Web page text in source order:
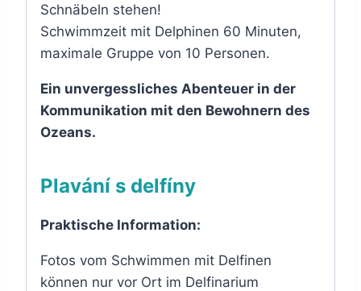
Schnäbeln stehen!
Schwimmzeit mit Delphinen 60 Minuten,
maximale Gruppe von 10 Personen.
Ein unvergessliches Abenteuer in der
Kommunikation mit den Bewohnern des
Ozeans.
Plavání s delfíny
Praktische Information:
Fotos vom Schwimmen mit Delfinen
können nur vor Ort im Delfinarium